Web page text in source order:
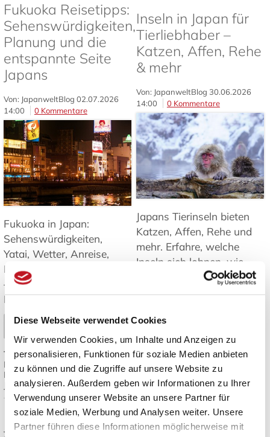
Diese Webseite verwendet Cookies
Wir verwenden Cookies, um Inhalte und Anzeigen zu
personalisieren, Funktionen für soziale Medien anbieten
zu können und die Zugriffe auf unsere Website zu
analysieren. Außerdem geben wir Informationen zu Ihrer
Verwendung unserer Website an unsere Partner für
soziale Medien, Werbung und Analysen weiter. Unsere
Partner führen diese Informationen möglicherweise mit
Fukuoka Reisetipps:
Sehenswürdigkeiten,
Planung und die
entspannte Seite
Japans
Von: JapanweltBlog 02.07.2026
14:00
0 Kommentare
Fukuoka in Japan:
Sehenswürdigkeiten,
Yatai, Wetter, Anreise,
Inseln und Tagesausflüge
– Tipps für Ihre Reise nach
Kyushu. ➤
Mehr lesen
Tags: Fukuoka Reisetipps,
Fukuoka Sehenswürdigkeiten,
Kyushu Reise, Yatai Streetfood
Japan Reiseplanung
Inseln in Japan für
Tierliebhaber –
Katzen, Affen, Rehe
& mehr
Von: JapanweltBlog 30.06.2026
14:00
0 Kommentare
Japans Tierinseln bieten
Katzen, Affen, Rehe und
mehr. Erfahre, welche
Inseln sich lohnen, wie
man hinkommt und was
es zu beachten gibt ➤
Mehr lesen
Japan Inseln,
Tierbeobachtung Japan,
Katzeninseln Japan,Japan
Reiseziele
Natur und Tiere in
Japan
Japanisches Design: Die besten